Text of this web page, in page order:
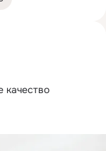
качество
и работе.